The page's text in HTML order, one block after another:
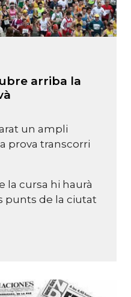
arriba la
un ampli
prova transcorri
la cursa hi haurà
punts de la ciutat